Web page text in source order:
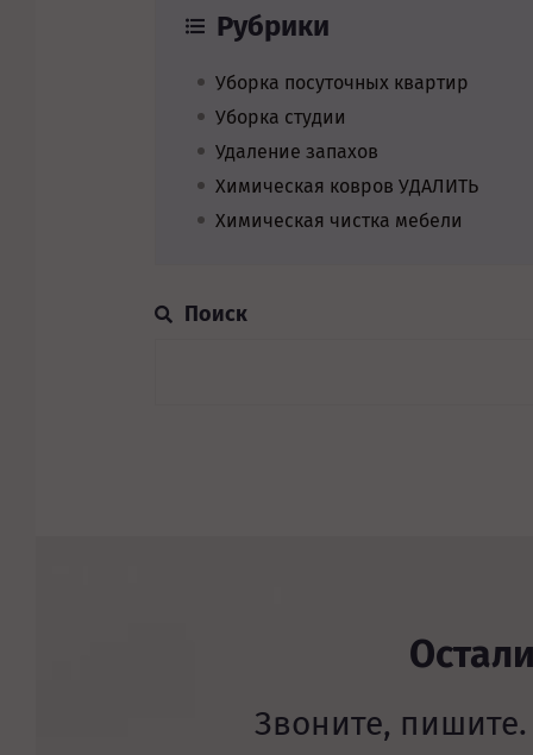
Рубрики
Уборка посуточных квартир
Уборка студии
Удаление запахов
Химическая ковров УДАЛИТЬ
Химическая чистка мебели
Звоните,